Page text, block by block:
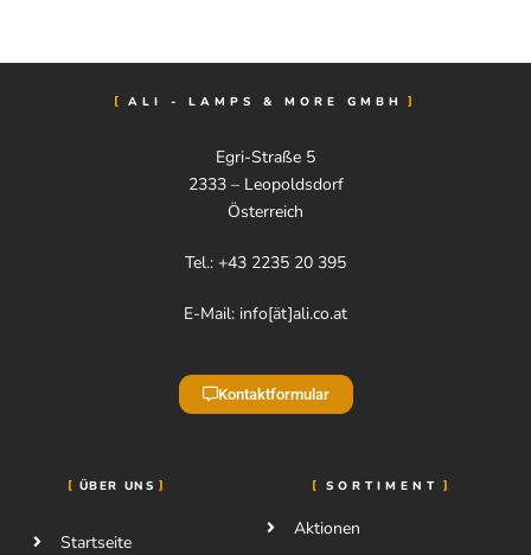
ALI - LAMPS & MORE GMBH
Egri-Straße 5
2333 – Leopoldsdorf
Österreich
Tel.: +43 2235 20 395
E-Mail: info[ät]ali.co.at
Kontaktformular
ÜBER UNS
Startseite
SORTIMENT
Aktionen